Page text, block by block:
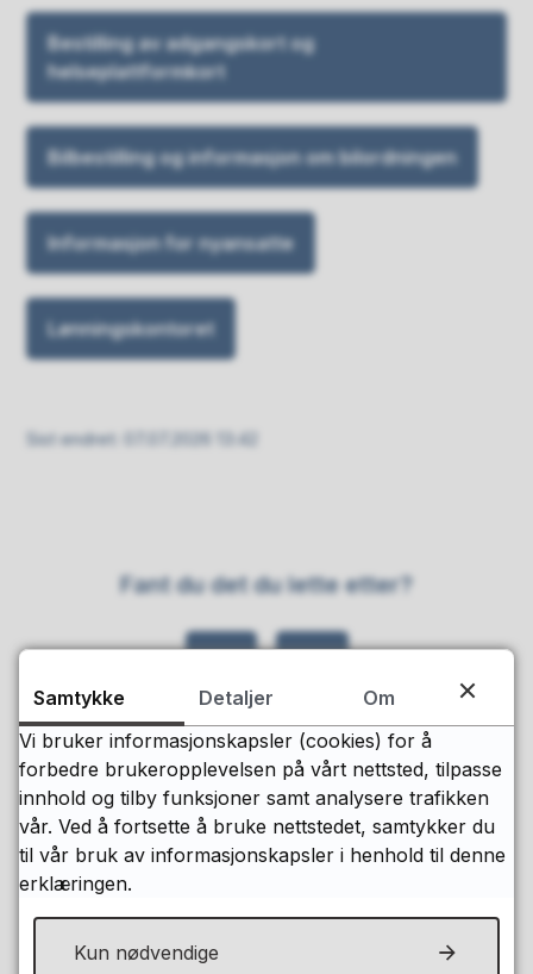
Bestilling av adgangskort og
helseplattformkort
Bilbestilling og informasjon om bilordningen
Informasjon for nyansatte
Lønningskontoret
Sist endret 07.07.2026 13:42
Fant du det du lette etter?
Postadresse
Samtykke Detaljer
Om
Vi bruker informasjonskapsler (cookies) for å
forbedre brukeropplevelsen på vårt nettsted, tilpasse
innhold og tilby funksjoner samt analysere trafikken
vår. Ved å fortsette å bruke nettstedet, samtykker du
til vår bruk av informasjonskapsler i henhold til denne
erklæringen.
Kun nødvendige